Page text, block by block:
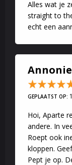
Alles wat je
straight to
echt een
GEPLAATST OP:
Hoi, Aparte
andere. In
Roept ook
kloppen.
Pept je op.